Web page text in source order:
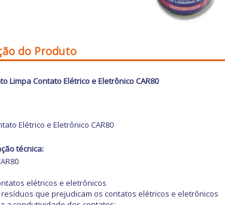
do Produto
Limpa Contato Elétrico e Eletrônico CAR80
Elétrico e Eletrônico CAR80
técnica:
elétricos e eletrônicos
resíduos que prejudicam os contatos elétricos e eletrônicos